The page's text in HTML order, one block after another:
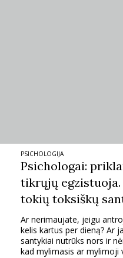
Prenumeruodami portalą,
Jūs sutinkate su
taisyklėmis
PSICHOLOGIJA
Psichologai:
tikrųjų
tokių toksiškų
Ar nerimaujate, jeigu
kelis kartus per dieną? Ar
santykiai nutrūks nors ir
kad mylimasis ar mylimoji